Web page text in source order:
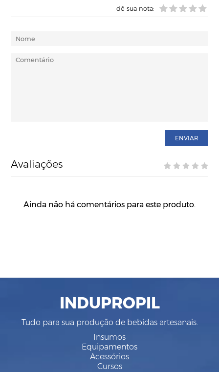
dê sua nota:
ENVIAR
Avaliações
Ainda não há comentários para este produto.
INDUPROPIL
Tudo para sua produção de bebidas artesanais.
Insumos
Equipamentos
Acessórios
Cursos